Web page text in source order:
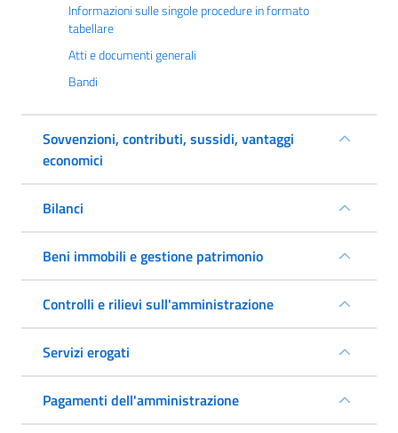
Informazioni sulle singole procedure in formato
tabellare
Atti e documenti generali
Bandi
Sovvenzioni, contributi, sussidi, vantaggi
economici
Bilanci
Beni immobili e gestione patrimonio
Controlli e rilievi sull'amministrazione
Servizi erogati
Pagamenti dell'amministrazione